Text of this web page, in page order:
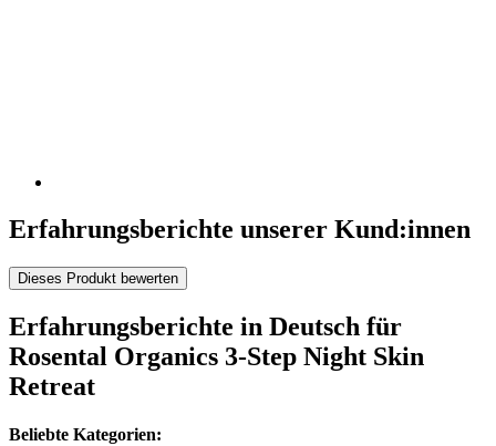
Erfahrungsberichte unserer Kund:innen
Dieses Produkt bewerten
Erfahrungsberichte in Deutsch für
Rosental Organics 3-Step Night Skin
Retreat
Beliebte Kategorien: